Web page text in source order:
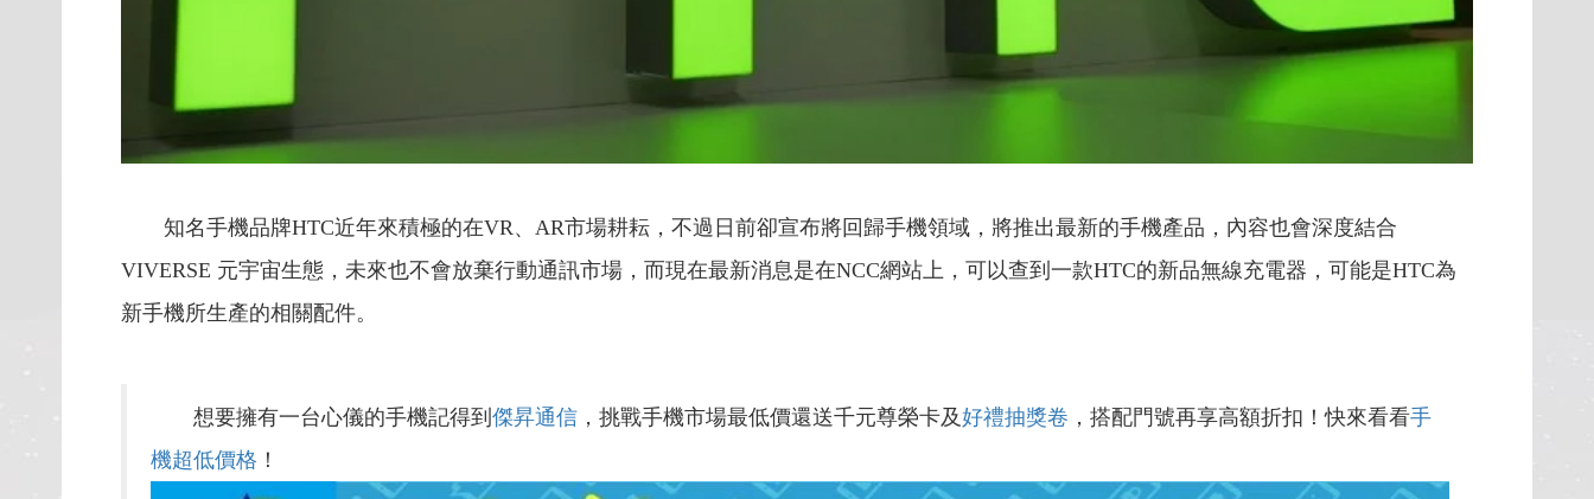
知名手機品牌HTC近年來積極的在VR、AR市場耕耘，不過日前卻宣布將回歸手機領域，將推出最新的手機產品，內容也會深度結合
VIVERSE 元宇宙生態，未來也不會放棄行動通訊市場，而現在最新消息是在NCC網站上，可以查到一款HTC的新品無線充電器，可能是HTC為
新手機所生產的相關配件。
想要擁有一台心儀的手機記得到 傑昇通信 ，挑戰手機市場最低價還送千元尊榮卡及好禮抽獎卷 ，搭配門號再享高額折扣！快來看看手
機超低價格 ！